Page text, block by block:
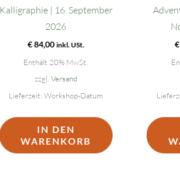
Kalligraphie | 16. September
2026
€84,00 inkl. USt.
Enthält 20% MwSt.
zzgl. Versand
Lieferzeit: Workshop-Datum
IN DEN
WARENKORB
€